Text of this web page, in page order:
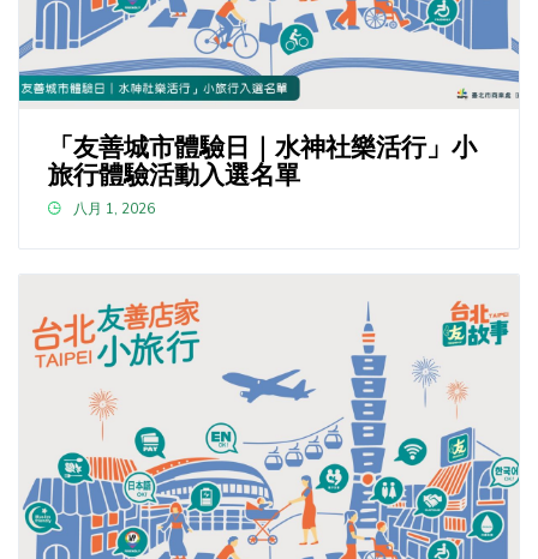
「友善城市體驗日｜水神社樂活行」小
旅行體驗活動入選名單
八月 1, 2026